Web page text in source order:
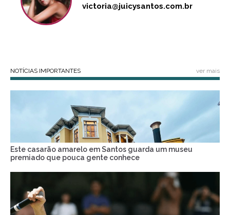
victoria@juicysantos.com.br
NOTÍCIAS IMPORTANTES ver mais
Este casarão amarelo em Santos guarda um museu
premiado que pouca gente conhece